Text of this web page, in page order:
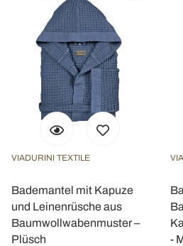
VIADURINI TEXTILE
Bademantel mit Kapuze
und Leinenrüsche aus
Baumwollwabenmuster –
Plüsch
-